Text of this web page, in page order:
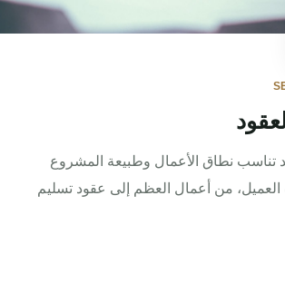
الأعمال وطبيعة المشروع
من أعمال العظم إلى عقود تسليم